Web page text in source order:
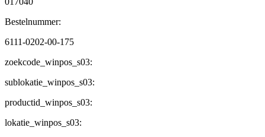
Bestelnummer:
6111-0202-00-175
zoekcode_winpos_s03:
sublokatie_winpos_s03:
productid_winpos_s03:
lokatie_winpos_s03: